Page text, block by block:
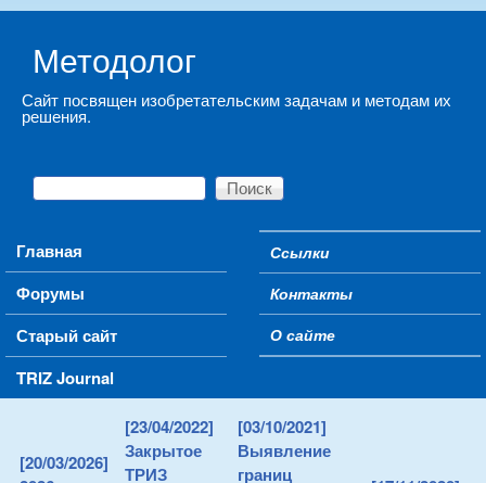
Методолог
Сайт посвящен изобретательским задачам и методам их
решения.
Форма поиска
Поиск
Main menu
Главная
Форумы
Старый сайт
TRIZ Journal
Secondary menu
Ссылки
Контакты
О сайте
[20/03/2026]
[23/04/2022]
Закрытое
ТРИЗ
[03/10/2021]
Выявление
границ